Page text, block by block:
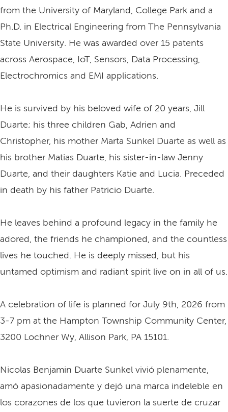
from the University of Maryland, College Park and a
Ph.D. in Electrical Engineering from The Pennsylvania
State University. He was awarded over 15 patents
across Aerospace, IoT, Sensors, Data Processing,
Electrochromics and EMI applications.
He is survived by his beloved wife of 20 years, Jill
Duarte; his three children Gab, Adrien and
Christopher, his mother Marta Sunkel Duarte as well as
his brother Matias Duarte, his sister-in-law Jenny
Duarte, and their daughters Katie and Lucia. Preceded
in death by his father Patricio Duarte.
He leaves behind a profound legacy in the family he
adored, the friends he championed, and the countless
lives he touched. He is deeply missed, but his
untamed optimism and radiant spirit live on in all of us.
A celebration of life is planned for July 9th, 2026 from
3-7 pm at the Hampton Township Community Center,
3200 Lochner Wy, Allison Park, PA 15101.
Nicolas Benjamin Duarte Sunkel vivió plenamente,
amó apasionadamente y dejó una marca indeleble en
los corazones de los que tuvieron la suerte de cruzar